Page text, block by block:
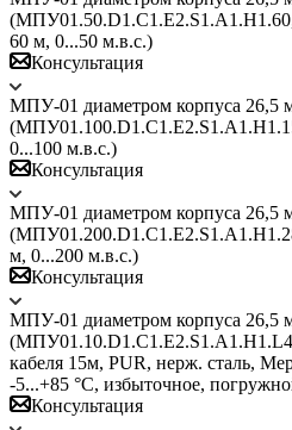
60 м, 0...50 м.в.с.)
Консультация
МПУ-01 диаметром корпуса 26,5
0...100 м.в.с.)
Консультация
МПУ-01 диаметром корпуса 26,5
м, 0...200 м.в.с.)
Консультация
МПУ-01 диаметром корпуса 26,5
кабеля 15м, PUR, нерж. сталь,
-5...+85 °C, избыточное,
Консультация